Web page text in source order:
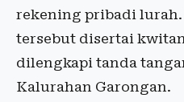
rekening pribadi lurah.
tersebut disertai
dilengkapi tanda
Kalurahan Garongan.